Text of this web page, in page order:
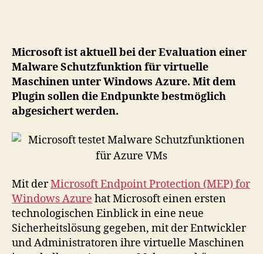
Azure
VMs
Microsoft ist aktuell bei der Evaluation einer
Malware Schutzfunktion für virtuelle
Maschinen unter Windows Azure. Mit dem
Plugin sollen die Endpunkte bestmöglich
abgesichert werden.
Mit derMicrosoft Endpoint Protection (MEP) for
Windows Azure hat Microsoft einen ersten
technologischen Einblick in eine neue
Sicherheitslösung gegeben, mit der Entwickler
und Administratoren ihre virtuelle Maschinen